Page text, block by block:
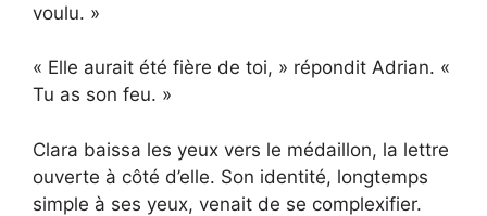
voulu. »
« Elle aurait été fière de toi, » répondit Adrian. «
Tu as son feu. »
Clara baissa les yeux vers le médaillon, la lettre
ouverte à côté d’elle. Son identité, longtemps
simple à ses yeux, venait de se complexifier.